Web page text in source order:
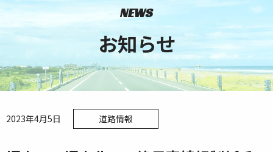
NEWS
お知らせ
2023年4月5日 道路情報